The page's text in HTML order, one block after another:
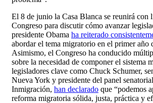
El 8 de junio la Casa Blanca se reunirá con
Congreso para discutir cómo avanzar
presidente Obama ha reiterado
abordar el tema migratorio en el primer año
Asimismo, el Congreso ha conducido
sobre la necesidad de componer el sistema
legisladores clave como Chuck Schumer,
Nueva York y presidente del panel
Inmigración, han declarado que “podemos
reforma migratoria sólida, justa, práctica y